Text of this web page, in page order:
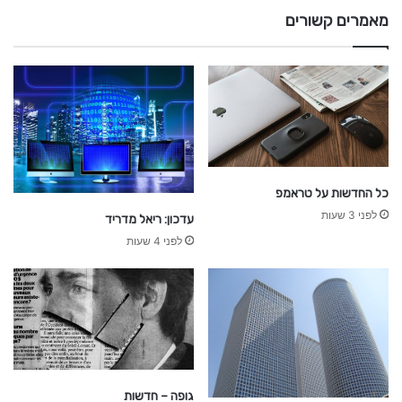
מאמרים קשורים
כל החדשות על טראמפ
לפני 3 שעות עדכון: ריאל מדריד
לפני 4 שעות
גופה – חדשות